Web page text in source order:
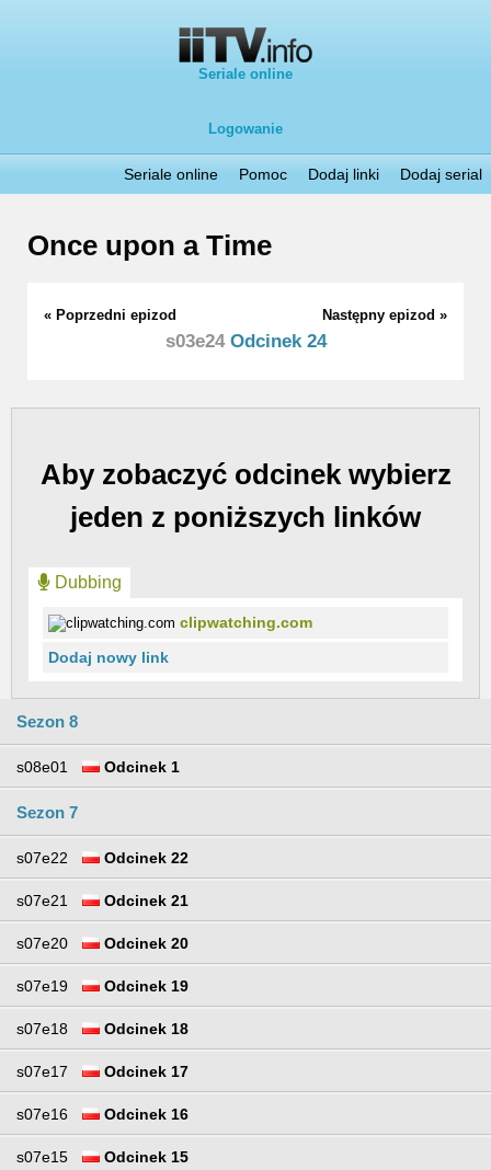
Seriale online
Logowanie
Seriale online Pomoc Dodaj linki Dodaj serial
Once upon a Time
« Poprzedni epizod Następny epizod »
s03e24Odcinek 24
Aby zobaczyć odcinek wybierz
jeden z poniższych linków
Dubbing
clipwatching.com
Dodaj nowy link
Sezon 8
s08e01 Odcinek 1
Sezon 7
s07e22 Odcinek 22
s07e21 Odcinek 21
s07e20 Odcinek 20
s07e19 Odcinek 19
s07e18 Odcinek 18
s07e17 Odcinek 17
s07e16 Odcinek 16
s07e15 Odcinek 15